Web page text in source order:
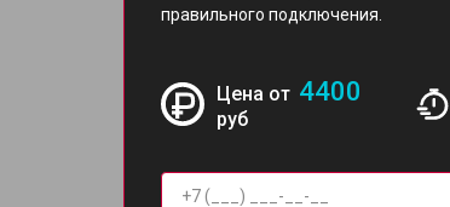
правильного подключения.
Цена от 4400
руб